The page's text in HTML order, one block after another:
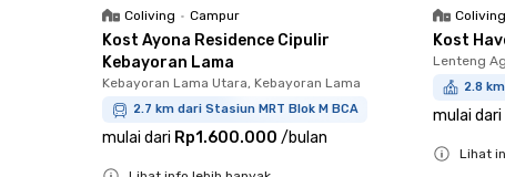
Coliving • Campur
Kost Ayona Residence Cipulir
Kebayoran Lama
Kebayoran Lama Utara, Kebayoran Lama
2.7 km dari Stasiun MRT Blok M BCA
mulai dari Rp1.600.000 /bulan
Coliving
Kost
Lenteng
2.8
mulai dari
Lihat